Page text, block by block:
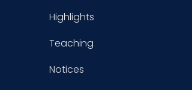
Highlights
Teaching
Notices